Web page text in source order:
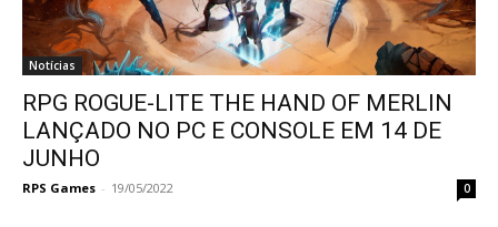
Notícias
RPG ROGUE-LITE THE HAND OF MERLIN
LANÇADO NO PC E CONSOLE EM 14 DE
JUNHO
RPS Games - 19/05/2022 0